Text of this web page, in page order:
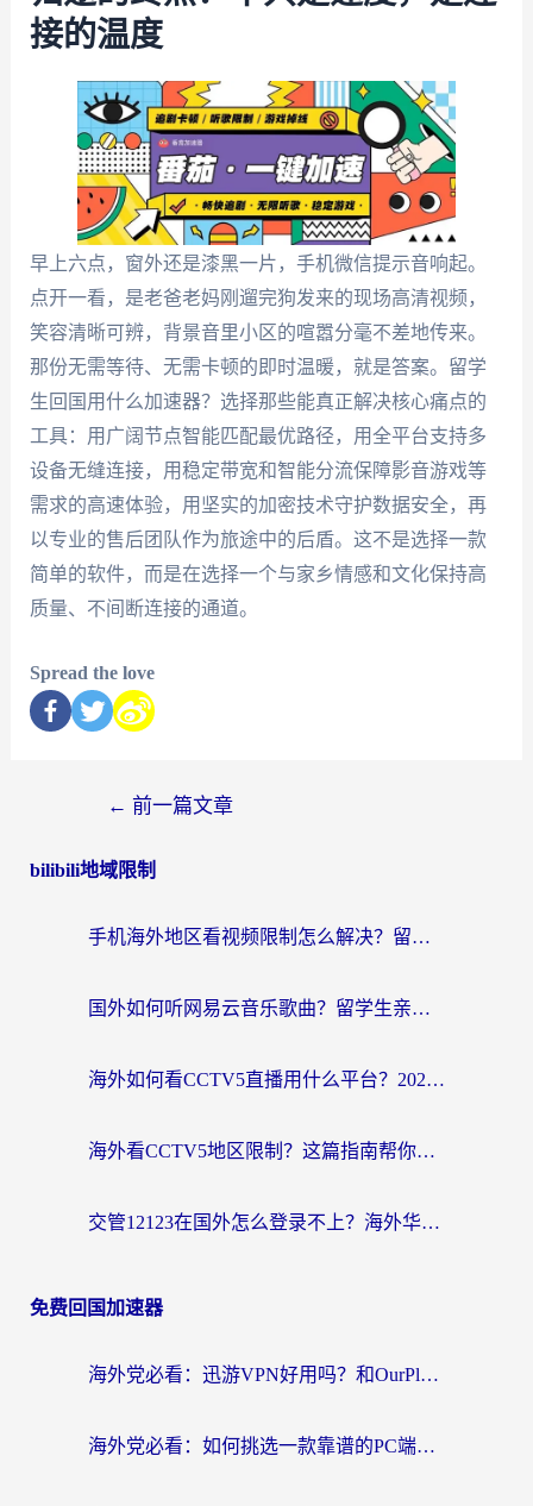
接的温度
早上六点，窗外还是漆黑一片，手机微信提示音响起。
点开一看，是老爸老妈刚遛完狗发来的现场高清视频，
笑容清晰可辨，背景音里小区的喧嚣分毫不差地传来。
那份无需等待、无需卡顿的即时温暖，就是答案。留学
生回国用什么加速器？选择那些能真正解决核心痛点的
工具：用广阔节点智能匹配最优路径，用全平台支持多
设备无缝连接，用稳定带宽和智能分流保障影音游戏等
需求的高速体验，用坚实的加密技术守护数据安全，再
以专业的售后团队作为旅途中的后盾。这不是选择一款
简单的软件，而是在选择一个与家乡情感和文化保持高
质量、不间断连接的通道。
Spread the love
← 前一篇文章
bilibili地域限制
手机海外地区看视频限制怎么解决？留学生亲测有效的回国加速器指南
国外如何听网易云音乐歌曲？留学生亲测有效的回国加速方案
海外如何看CCTV5直播用什么平台？2026最新指南：看欧洲杯、中超、奥运不再卡
海外看CCTV5地区限制？这篇指南帮你流畅看欧洲杯、NBA还听中文解说
交管12123在国外怎么登录不上？海外华人必看的回国加速器选择指南
免费回国加速器
海外党必看：迅游VPN好用吗？和OurPlay VPN对比哪个回国效果更好？附真实体验测评
海外党必看：如何挑选一款靠谱的PC端VPN，让回国冲浪不再卡顿